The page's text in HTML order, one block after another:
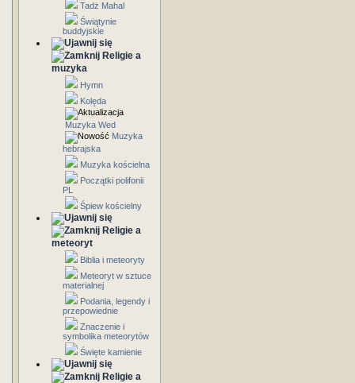
Tadż Mahal
Świątynie
buddyjskie
Religie a
muzyka
Hymn
Kolęda
Muzyka Wed
Muzyka
hebrajska
Muzyka kościelna
Początki polifonii
PL
Śpiew kościelny
Religie a
meteoryt
Biblia i meteoryty
Meteoryt w sztuce
materialnej
Podania, legendy i
przepowiednie
Znaczenie i
symbolika meteorytów
Święte kamienie
Religie a